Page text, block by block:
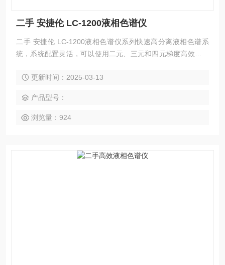
二手 安捷伦 LC-1200液相色谱仪
二手 安捷伦 LC-1200液相色谱仪系列快速高分离液相色谱系
统，系统配置灵活，可以使用二元、三元和四元梯度高效液相
度是常规高效液相色谱仪的更高、分辨率提高了60%。
更新时间：2025-03-13
产品型号：
浏览量：924